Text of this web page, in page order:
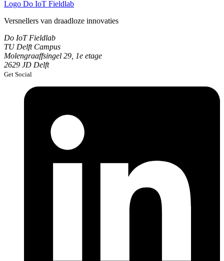
Logo Do IoT Fieldlab
Versnellers van draadloze innovaties
Do IoT Fieldlab
TU Delft Campus
Molengraaffsingel 29, 1e etage
2629 JD Delft
Get Social